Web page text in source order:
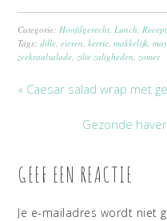
Categorie: Hoofdgerecht Lunch
Tags:dille ,eieren ,kerrie ,makkelijk ,
zeekraalsalade zilte zaligheden zomer
« Caesar salad wrap met
Gezonde
GEEF EEN REACTIE
Je e-mailadres wordt niet